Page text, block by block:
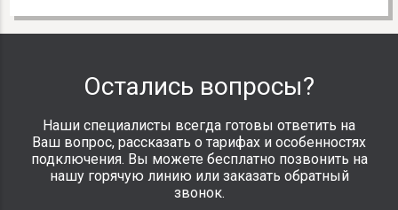
Остались вопросы?
Наши специалисты всегда готовы ответить на
Ваш вопрос, рассказать о тарифах и особенностях
подключения. Вы можете бесплатно позвонить на
нашу горячую линию или заказать обратный
звонок.